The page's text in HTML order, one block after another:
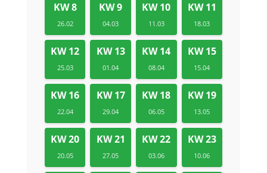
KW 8
26.02
KW 9
04.03
KW 10
11.03
KW 11
18.03
KW 12
25.03
KW 13
01.04
KW 14
08.04
KW 15
15.04
KW 16
22.04
KW 17
29.04
KW 18
06.05
KW 19
13.05
KW 20
20.05
KW 21
27.05
KW 22
03.06
KW 23
10.06